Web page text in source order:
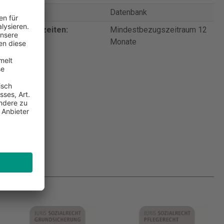
Datenbank
Mindestbezugszeitraum 12
Monate